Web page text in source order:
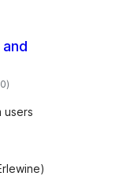
एकूण
मूल्यांकन
)
users